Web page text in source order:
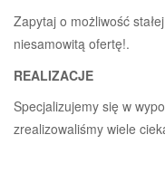
Zapytaj o możliwość
niesamowitą ofertę!.
REALIZACJE
Specjalizujemy się w
zrealizowaliśmy wiele